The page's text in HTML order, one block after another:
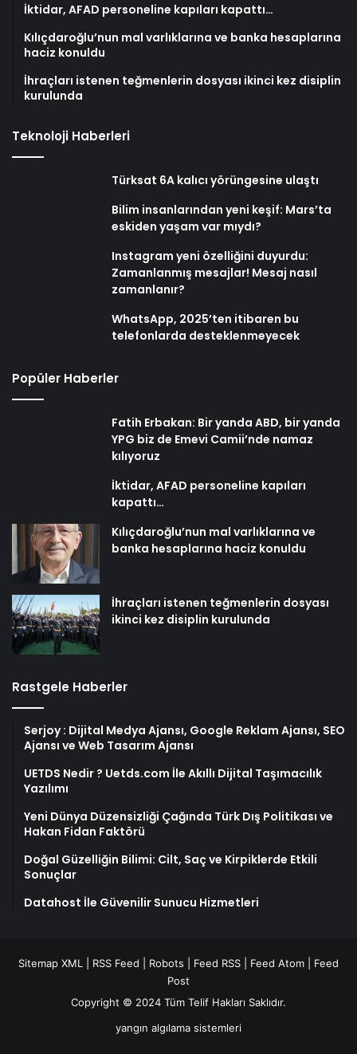
İktidar, AFAD personeline kapıları kapattı…
Kılıçdaroğlu’nun mal varlıklarına ve banka hesaplarına
haciz konuldu
İhraçları istenen teğmenlerin dosyası ikinci kez disiplin
kurulunda
Teknoloji Haberleri
Türksat 6A kalıcı yörüngesine ulaştı
Bilim insanlarından yeni keşif: Mars’ta
eskiden yaşam var mıydı?
Instagram yeni özelliğini duyurdu:
Zamanlanmış mesajlar! Mesaj nasıl
zamanlanır?
WhatsApp, 2025’ten itibaren bu
telefonlarda desteklenmeyecek
Popüler Haberler
Fatih Erbakan: Bir yanda ABD, bir yanda
YPG biz de Emevi Camii’nde namaz
kılıyoruz
İktidar, AFAD personeline kapıları
kapattı…
Kılıçdaroğlu’nun mal varlıklarına ve
banka hesaplarına haciz konuldu
İhraçları istenen teğmenlerin dosyası
ikinci kez disiplin kurulunda
Rastgele Haberler
Serjoy : Dijital Medya Ajansı, Google Reklam Ajansı, SEO
Ajansı ve Web Tasarım Ajansı
UETDS Nedir ? Uetds.com İle Akıllı Dijital Taşımacılık
Yazılımı
Yeni Dünya Düzensizliği Çağında Türk Dış Politikası ve
Hakan Fidan Faktörü
Doğal Güzelliğin Bilimi: Cilt, Saç ve Kirpiklerde Etkili
Sonuçlar
Datahost İle Güvenilir Sunucu Hizmetleri
Sitemap XML RSS Feed Robots Feed RSS Feed Atom
Feed
Post
Copyright © 2024 Tüm Telif Hakları Saklıdır.
yangın algılama sistemleri